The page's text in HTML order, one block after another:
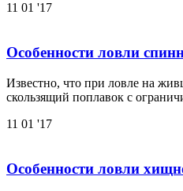
11 01 '17
Особенности ловли
Известно, что при ловле на
скользящий поплавок с
11 01 '17
Особенности ловли